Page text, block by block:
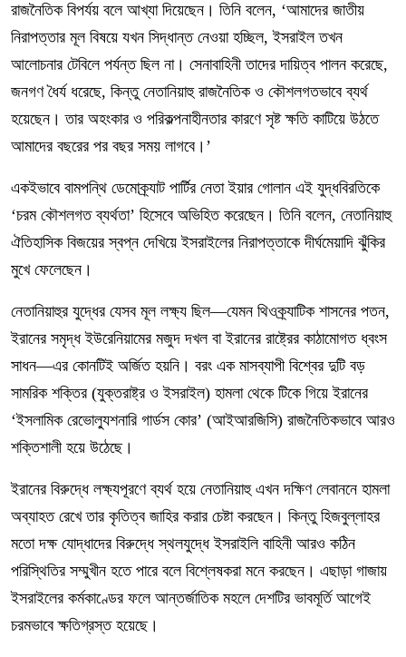
রাজনৈতিক বিপর্যয় বলে আখ্যা দিয়েছেন। তিনি বলেন, ‘আমাদের জাতীয়
নিরাপত্তার মূল বিষয়ে যখন সিদ্ধান্ত নেওয়া হচ্ছিল, ইসরাইল তখন
আলোচনার টেবিলে পর্যন্ত ছিল না। সেনাবাহিনী তাদের দায়িত্ব পালন করেছে,
জনগণ ধৈর্য ধরেছে, কিন্তু নেতানিয়াহু রাজনৈতিক ও কৌশলগতভাবে ব্যর্থ
হয়েছেন। তার অহংকার ও পরিকল্পনাহীনতার কারণে সৃষ্ট ক্ষতি কাটিয়ে উঠতে
আমাদের বছরের পর বছর সময় লাগবে।’
একইভাবে বামপন্থি ডেমোক্র্যাট পার্টির নেতা ইয়ার গোলান এই যুদ্ধবিরতিকে
‘চরম কৌশলগত ব্যর্থতা’ হিসেবে অভিহিত করেছেন। তিনি বলেন, নেতানিয়াহু
ঐতিহাসিক বিজয়ের স্বপ্ন দেখিয়ে ইসরাইলের নিরাপত্তাকে দীর্ঘমেয়াদি ঝুঁকির
মুখে ফেলেছেন।
নেতানিয়াহুর যুদ্ধের যেসব মূল লক্ষ্য ছিল—যেমন থিওক্র্যাটিক শাসনের পতন,
ইরানের সমৃদ্ধ ইউরেনিয়ামের মজুদ দখল বা ইরানের রাষ্ট্রের কাঠামোগত ধ্বংস
সাধন—এর কোনটিই অর্জিত হয়নি। বরং এক মাসব্যাপী বিশ্বের দুটি বড়
সামরিক শক্তির (যুক্তরাষ্ট্র ও ইসরাইল) হামলা থেকে টিকে গিয়ে ইরানের
‘ইসলামিক রেভোল্যুশনারি গার্ডস কোর’ (আইআরজিসি) রাজনৈতিকভাবে আরও
শক্তিশালী হয়ে উঠেছে।
ইরানের বিরুদ্ধে লক্ষ্যপূরণে ব্যর্থ হয়ে নেতানিয়াহু এখন দক্ষিণ লেবাননে হামলা
অব্যাহত রেখে তার কৃতিত্ব জাহির করার চেষ্টা করছেন। কিন্তু হিজবুল্লাহর
মতো দক্ষ যোদ্ধাদের বিরুদ্ধে স্থলযুদ্ধে ইসরাইলি বাহিনী আরও কঠিন
পরিস্থিতির সম্মুখীন হতে পারে বলে বিশ্লেষকরা মনে করছেন। এছাড়া গাজায়
ইসরাইলের কর্মকাণ্ডের ফলে আন্তর্জাতিক মহলে দেশটির ভাবমূর্তি আগেই
চরমভাবে ক্ষতিগ্রস্ত হয়েছে।